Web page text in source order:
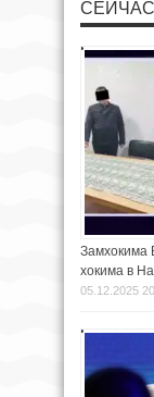
Замхокима
хокима в
05.12.2025